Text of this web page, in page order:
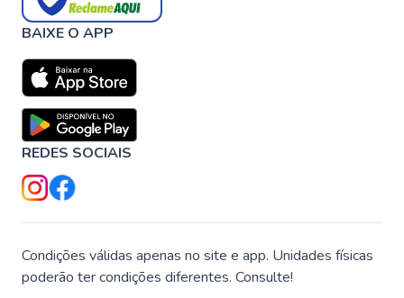
BAIXE O APP
REDES SOCIAIS
Condições válidas apenas no site e app. Unidades físicas
poderão ter condições diferentes. Consulte!